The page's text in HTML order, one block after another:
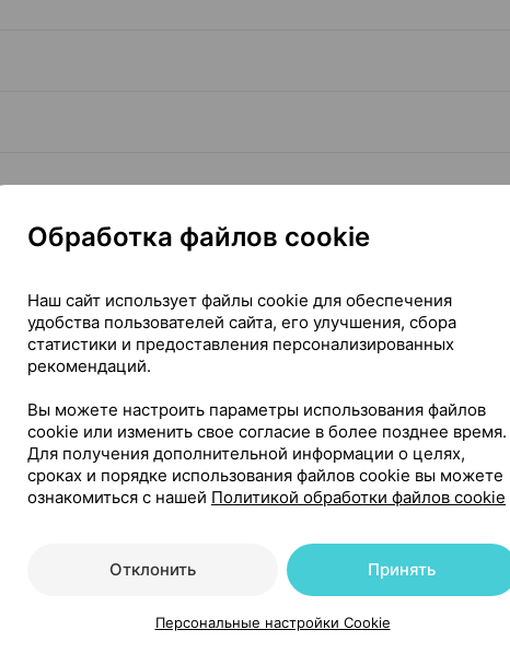
Читать полностью
таблетки ×30, Биотерра Беларусь
На карте
555
Обработка файлов cookie
Наш сайт использует файлы cookie для обеспечения
удобства пользователей сайта, его улучшения, сбора
статистики и предоставления персонализированных
рекомендаций.
Вы можете настроить параметры использования файлов
cookie или изменить свое согласие в более позднее время.
Для получения дополнительной информации о целях,
сроках и порядке использования файлов cookie вы можете
ознакомиться с нашей Политикой обработки файлов cookie
Отклонить Принять
Персональные настройки Cookie